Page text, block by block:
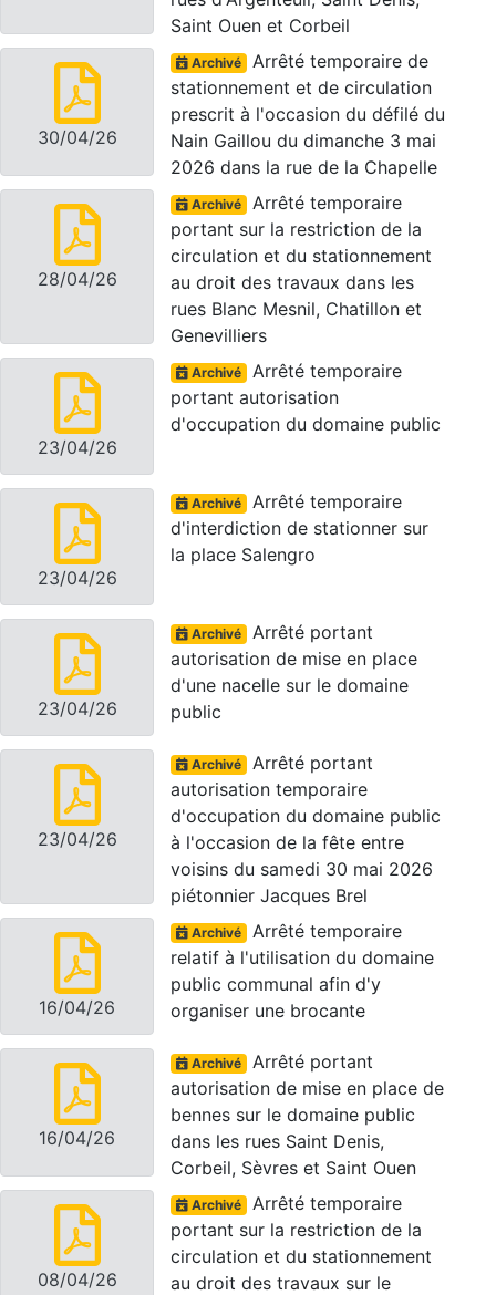
Saint Ouen et Corbeil
30/04/26
Archivé Arrêté temporaire de
stationnement et de circulation
prescrit à l'occasion du défilé du
Nain Gaillou du dimanche 3 mai
2026 dans la rue de la Chapelle
28/04/26
Archivé Arrêté temporaire
portant sur la restriction de la
circulation et du stationnement
au droit des travaux dans les
rues Blanc Mesnil, Chatillon et
Genevilliers
23/04/26
Archivé Arrêté temporaire
portant autorisation
d'occupation du domaine public
23/04/26
Archivé Arrêté temporaire
d'interdiction de stationner sur
la place Salengro
23/04/26
Archivé Arrêté portant
autorisation de mise en place
d'une nacelle sur le domaine
public
23/04/26
Archivé Arrêté portant
autorisation temporaire
d'occupation du domaine public
à l'occasion de la fête entre
voisins du samedi 30 mai 2026
piétonnier Jacques Brel
16/04/26
Archivé Arrêté temporaire
relatif à l'utilisation du domaine
public communal afin d'y
organiser une brocante
16/04/26
Archivé Arrêté portant
autorisation de mise en place de
bennes sur le domaine public
dans les rues Saint Denis,
Corbeil, Sèvres et Saint Ouen
08/04/26
Archivé Arrêté temporaire
portant sur la restriction de la
circulation et du stationnement
au droit des travaux sur le